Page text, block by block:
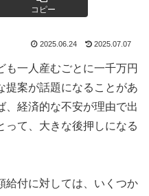
コピー
2025.06.24 2025.07.07
も一人産むごとに一千万円
提案が話題になることがあ
、経済的な不安が理由で出
って、大きな後押しになる
給付に対しては、いくつか